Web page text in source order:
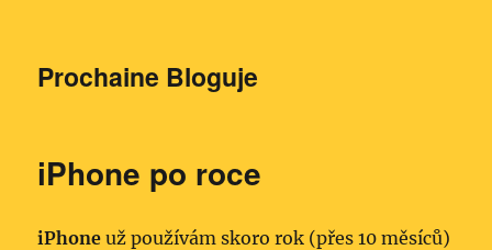
Prochaine Bloguje
iPhone po roce
iPhone už používám skoro rok (přes 10 měsíců)